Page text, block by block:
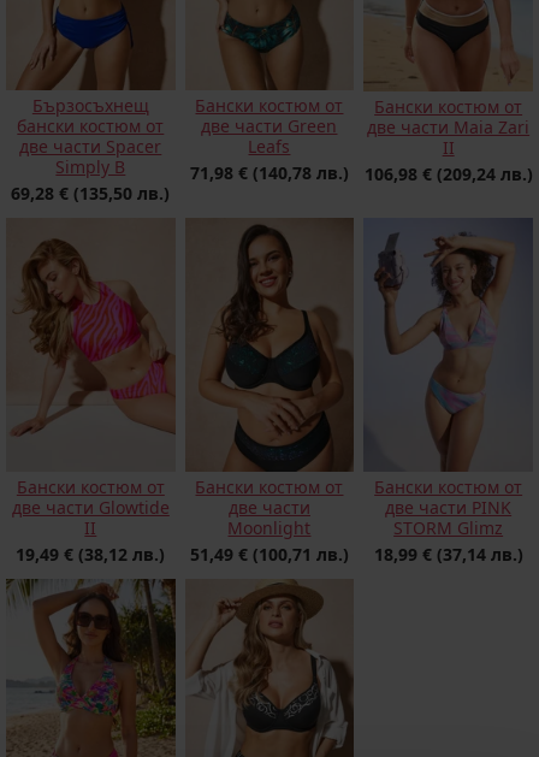
Бързосъхнещ
бански костюм от
две части Spacer
Simply B
69,28 € (135,50 лв.)
Бански костюм от
две части Green
Leafs
71,98 € (140,78 лв.)
Бански костюм от
две части Maia Zari
II
106,98 € (209,24 лв.)
Бански костюм от
две части Glowtide
II
19,49 € (38,12 лв.)
Бански костюм от
две части
Moonlight
51,49 € (100,71 лв.)
Бански костюм от
две части PINK
STORM Glimz
18,99 € (37,14 лв.)